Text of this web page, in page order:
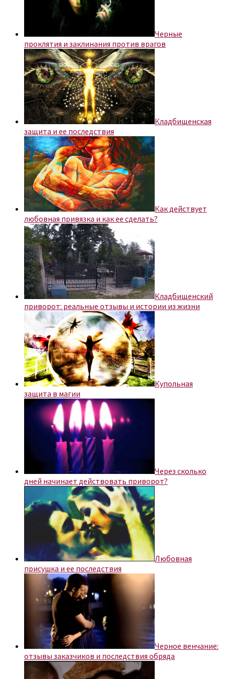
Черные
проклятия и заклинания против врагов
Кладбищенская
защита и ее последствия
Как действует
любовная привязка и как ее сделать?
Кладбищенский
приворот: реальные отзывы и истории из жизни
Купольная
защита в магии
Через сколько
дней начинает действовать приворот?
Любовная
присушка и ее последствия
Черное венчание:
отзывы заказчиков и последствия обряда